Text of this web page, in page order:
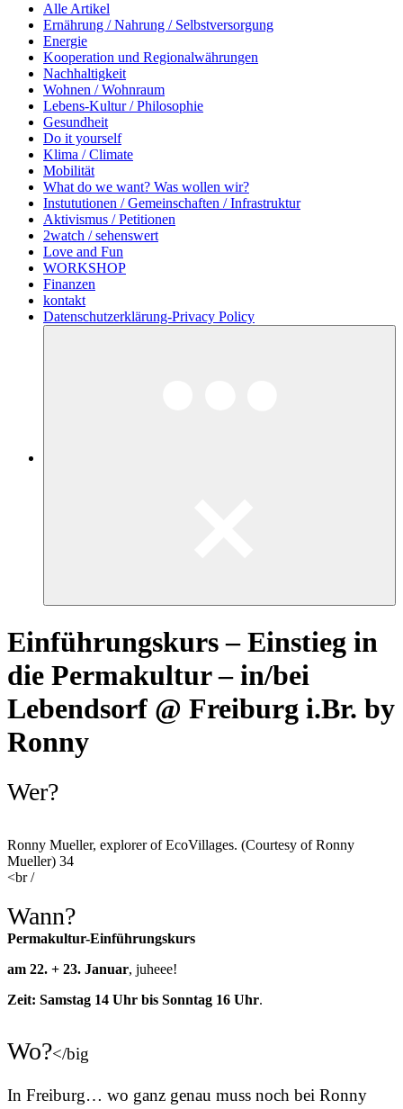
Alle Artikel
Ernährung / Nahrung / Selbstversorgung
Energie
Kooperation und Regionalwährungen
Nachhaltigkeit
Wohnen / Wohnraum
Lebens-Kultur / Philosophie
Gesundheit
Do it yourself
Klima / Climate
Mobilität
What do we want? Was wollen wir?
Instututionen / Gemeinschaften / Infrastruktur
Aktivismus / Petitionen
2watch / sehenswert
Love and Fun
WORKSHOP
Finanzen
kontakt
Datenschutzerklärung-Privacy Policy
Einführungskurs – Einstieg in
die Permakultur – in/bei
Lebendsorf @ Freiburg i.Br. by
Ronny
Wer?
Ronny Mueller, explorer of EcoVillages. (Courtesy of Ronny
Mueller) 34
<br /
Wann?
Permakultur-Einführungskurs
am 22. + 23. Januar, juheee!
Zeit: Samstag 14 Uhr bis Sonntag 16 Uhr.
Wo?</big
In Freiburg… wo ganz genau muss noch bei Ronny